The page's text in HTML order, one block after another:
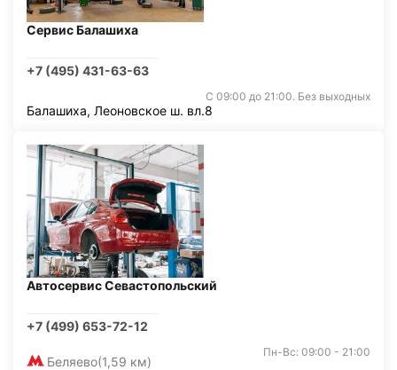
Сервис Балашиха
+7 (495) 431-63-63
С 09:00 до 21:00. Без выходных
Балашиха, Леоновское ш. вл.8
Автосервис Севастопольский
+7 (499) 653-72-12
Беляево(1,59 км)
Пн-Вс: 09:00 - 21:00